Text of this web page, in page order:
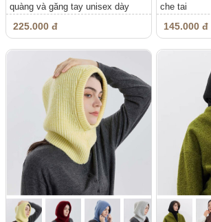
quàng và găng tay unisex dày
225.000 đ
che tai
145.000 đ